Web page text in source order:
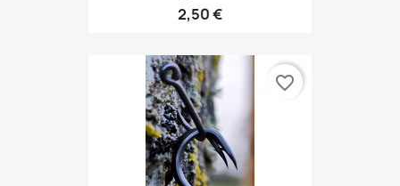
2,50 €
favorite_border